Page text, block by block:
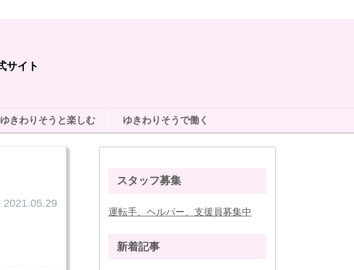
ゆきわりそうと楽しむ ゆきわりそうで働く
2021.05.29
スタッフ募集
運転手、ヘルパー、支援員募集中
新着記事